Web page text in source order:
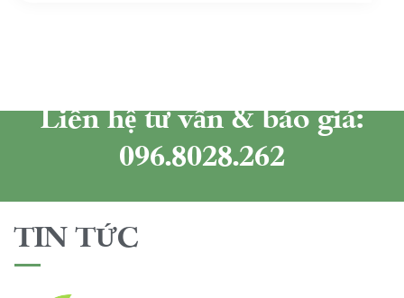
Liên hệ tư vấn & báo giá:
096.8028.262
TIN TỨC